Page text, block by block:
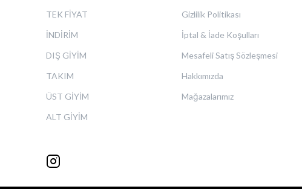
TEK FİYAT
İNDİRİM
DIŞ GİYİM
TAKIM
ÜST GİYİM
ALT GİYİM
Gizlilik Politikası
İptal & İade Koşulları
Mesafeli Satış Sözleşmesi
Hakkımızda
Mağazalarımız